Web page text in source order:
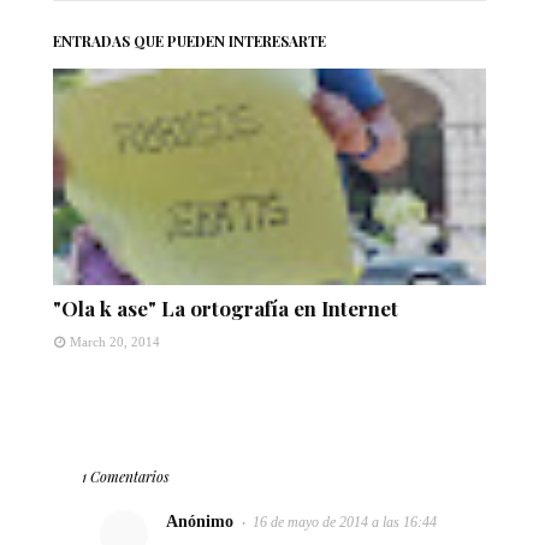
ENTRADAS QUE PUEDEN INTERESARTE
"Ola k ase" La ortografía en Internet
March 20, 2014
1 Comentarios
Anónimo 16 de mayo de 2014 a las 16:44